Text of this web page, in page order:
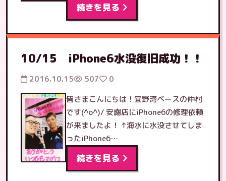
続きを見る
10/15 iPhone6水没復旧成功！！
2016.10.15 507
0
皆さまこんにちは！宜野湾ベースの仲村
です(^o^)/ 安謝店にiPhone6の修理依頼
が来ましたよ！ ↑海水に水没させてしま
ったiPhone6…
続きを見る